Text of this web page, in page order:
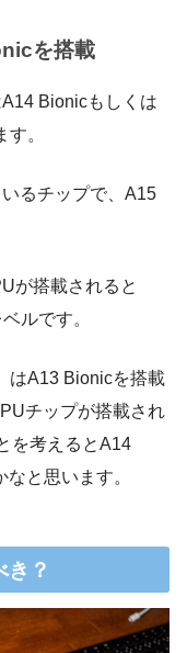
を搭載
Bionicもしくは
。
るチップで、A15
が搭載されると
ルです。
はA13 Bionicを搭載
チップが搭載され
を考えるとA14
と思います。
き？